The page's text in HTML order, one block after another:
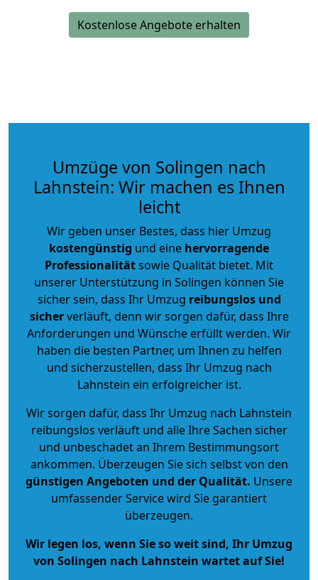
Kostenlose Angebote erhalten
Umzüge von Solingen nach
Lahnstein: Wir machen es Ihnen
leicht
Wir geben unser Bestes, dass hier Umzug
kostengünstig und eine hervorragende
Professionalitätsowie Qualität bietet. Mit
unserer Unterstützung in Solingen können Sie
sicher sein, dass Ihr Umzug reibungslos und
sicherverläuft, denn wir sorgen dafür, dass Ihre
Anforderungen und Wünsche erfüllt werden. Wir
haben die besten Partner, um Ihnen zu helfen
und sicherzustellen, dass Ihr Umzug nach
Lahnstein ein erfolgreicher ist.
Wir sorgen dafür, dass Ihr Umzug nach Lahnstein
reibungslos verläuft und alle Ihre Sachen sicher
und unbeschadet an Ihrem Bestimmungsort
ankommen. Überzeugen Sie sich selbst von den
günstigen Angeboten und der Qualität. Unsere
umfassender Service wird Sie garantiert
überzeugen.
Wir legen los, wenn Sie so weit sind, Ihr Umzug
von Solingen nach Lahnstein wartet auf Sie!